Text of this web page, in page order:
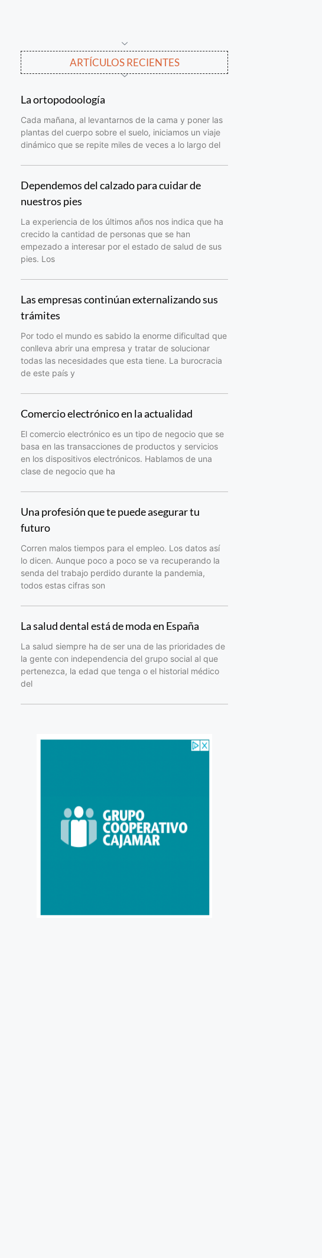
ARTÍCULOS RECIENTES
La ortopodoología
Cada mañana, al levantarnos de la cama y poner las
plantas del cuerpo sobre el suelo, iniciamos un viaje
dinámico que se repite miles de veces a lo largo del
Dependemos del calzado para cuidar de
nuestros pies
La experiencia de los últimos años nos indica que ha
crecido la cantidad de personas que se han
empezado a interesar por el estado de salud de sus
pies. Los
Las empresas continúan externalizando sus
trámites
Por todo el mundo es sabido la enorme dificultad que
conlleva abrir una empresa y tratar de solucionar
todas las necesidades que esta tiene. La burocracia
de este país y
Comercio electrónico en la actualidad
El comercio electrónico es un tipo de negocio que se
basa en las transacciones de productos y servicios
en los dispositivos electrónicos. Hablamos de una
clase de negocio que ha
Una profesión que te puede asegurar tu
futuro
Corren malos tiempos para el empleo. Los datos así
lo dicen. Aunque poco a poco se va recuperando la
senda del trabajo perdido durante la pandemia,
todos estas cifras son
La salud dental está de moda en España
La salud siempre ha de ser una de las prioridades de
la gente con independencia del grupo social al que
pertenezca, la edad que tenga o el historial médico
del